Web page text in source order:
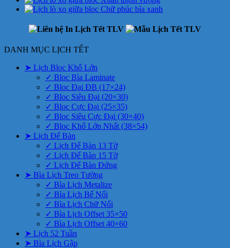
DANH MỤC LỊCH TẾT
➤ Lịch Bloc Khổ Lớn
✓ Bloc Bìa Laminate
✓ Bloc Đại ĐB (17×24)
✓ Bloc Siêu Đại (20×30)
✓ Bloc Cực Đại (25×35)
✓ Bloc Siêu Cực Đại (30×40)
✓ Bloc Khổ Lớn Nhất (38×54)
➤ Lịch Để Bàn
✓ Lịch Để Bàn 13 Tờ
✓ Lịch Để Bàn 15 Tờ
✓ Lịch Để Bàn Đứng
➤ Bìa Lịch Treo Tường
✓ Bìa Lịch Metalize
✓ Bìa Lịch Bế Nổi
✓ Bìa Lịch Chữ Nổi
✓ Bìa Lịch Offset 35×50
✓ Bìa Lịch Offset 40×60
➤ Lịch 52 Tuần
➤ Bìa Lịch Gập